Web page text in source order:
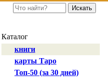
Каталог
книги
карты Таро
Топ-50 (за 30 дней)